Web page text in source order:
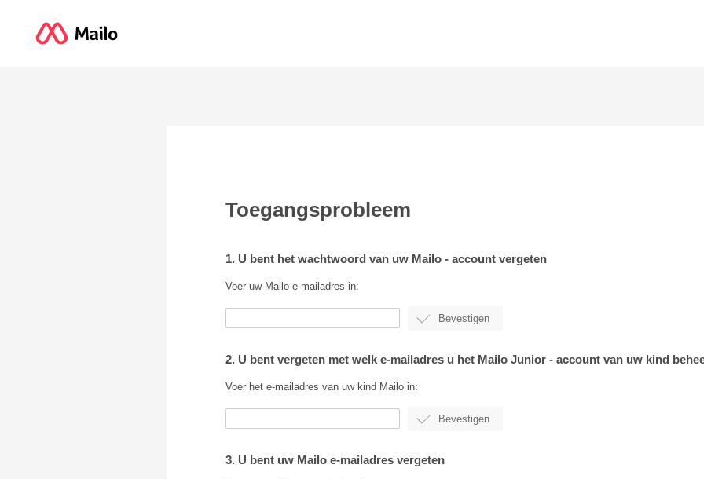
Toegangsprobleem
1. U bent het wachtwoord van uw Mailo - account vergeten
Voer uw Mailo e-mailadres in:
2. U bent vergeten met welk e-mailadres u het Mailo Junior - account van uw kind
Voer het e-mailadres van uw kind Mailo in:
3. U bent uw Mailo e-mailadres vergeten